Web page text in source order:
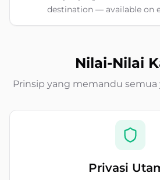
destination — available on
Nilai-Nilai
Prinsip yang memandu
Privasi